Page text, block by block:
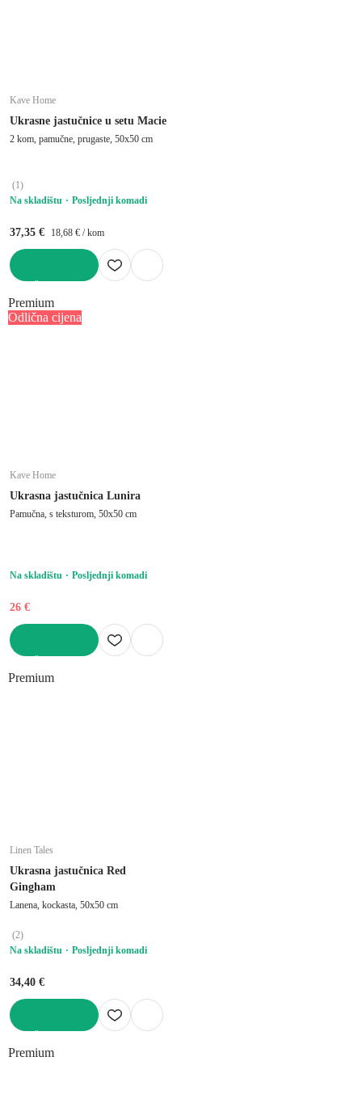
Kave Home
Ukrasne jastučnice u setu Macie
2 kom, pamučne, prugaste, 50x50 cm
(1)
Na skladištu
Posljednji komadi
37,35 € 18,68 € / kom
Premium
Odlična cijena
Kave Home
Ukrasna jastučnica Lunira
Pamučna, s teksturom, 50x50 cm
Na skladištu Posljednji komadi
26 €
Premium
Linen Tales
Ukrasna jastučnica Red
Gingham
Lanena, kockasta, 50x50 cm
(2)
Na skladištu
Posljednji komadi
34,40 €
Premium